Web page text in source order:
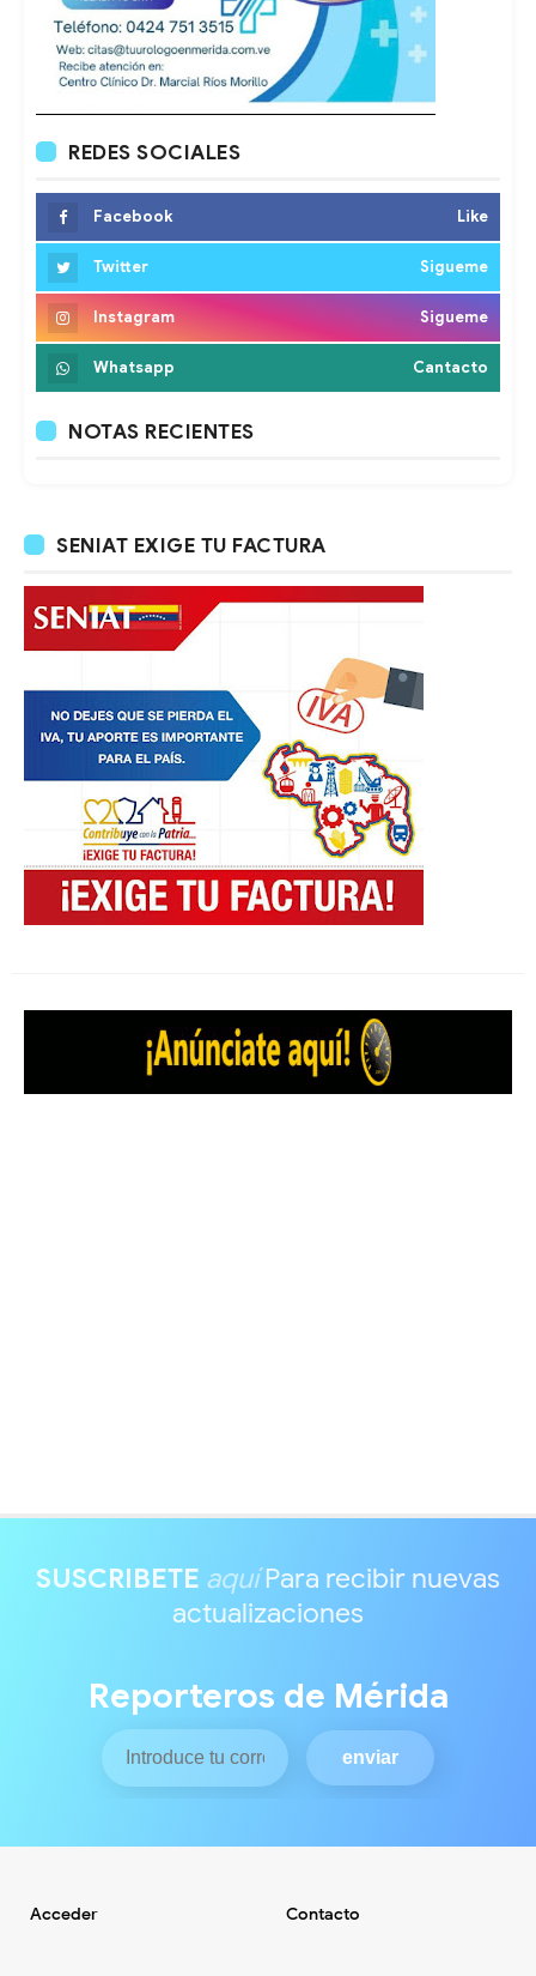
REDES SOCIALES
Facebook Like
Twitter Sigueme
Instagram Sigueme
Whatsapp Cantacto
NOTAS RECIENTES
SENIAT EXIGE TU FACTURA
SUSCRIBETE aquíPara recibir nuevas
actualizaciones
Reporteros de Mérida
Acceder Contacto